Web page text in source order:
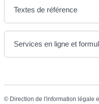
Textes de référence
Services en ligne et
© Direction de l'information légale